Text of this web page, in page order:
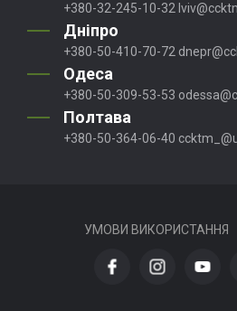
+380-32-245-10-32
Дніпро
+380-50-410-70-72
Одеса
+380-50-309-53-53
Полтава
+380-50-364-06-40
УМОВИ ВИКОРИСТАННЯ